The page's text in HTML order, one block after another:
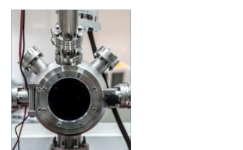
som både kan lagen och
förstår människan
bakom problemet. Att
anlita
en advokat ...